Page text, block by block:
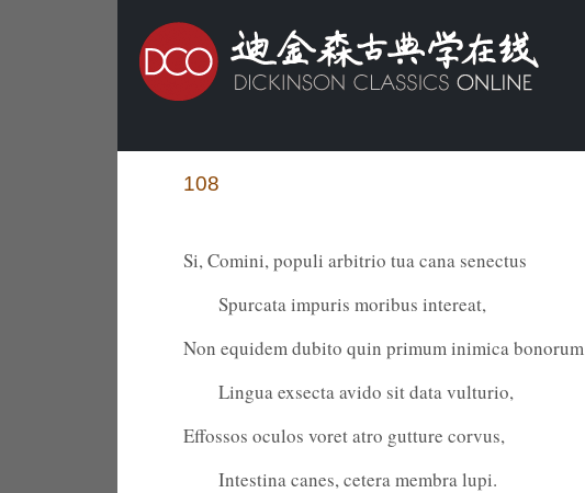
108
Si, Comini, populi arbitrio tua cana senectus
Spurcata impuris moribus intereat,
Non equidem dubito quin primum inimica bonorum
Lingua exsecta avido sit data vulturio,
Effossos oculos voret atro gutture corvus,
Intestina canes, cetera membra lupi.